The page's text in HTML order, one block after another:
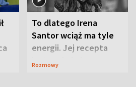
To dlatego Irena
Santor wciąż ma tyle
energii. Jej recepta
jest zaskakująco
Rozmowy